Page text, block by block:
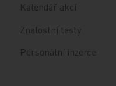
Kalendář akcí
Znalostní testy
Personální inzerce